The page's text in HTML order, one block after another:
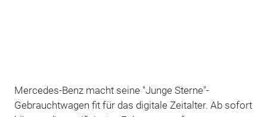
Mercedes-Benz macht seine "Junge Sterne"-
Gebrauchtwagen fit für das digitale Zeitalter. Ab sofort